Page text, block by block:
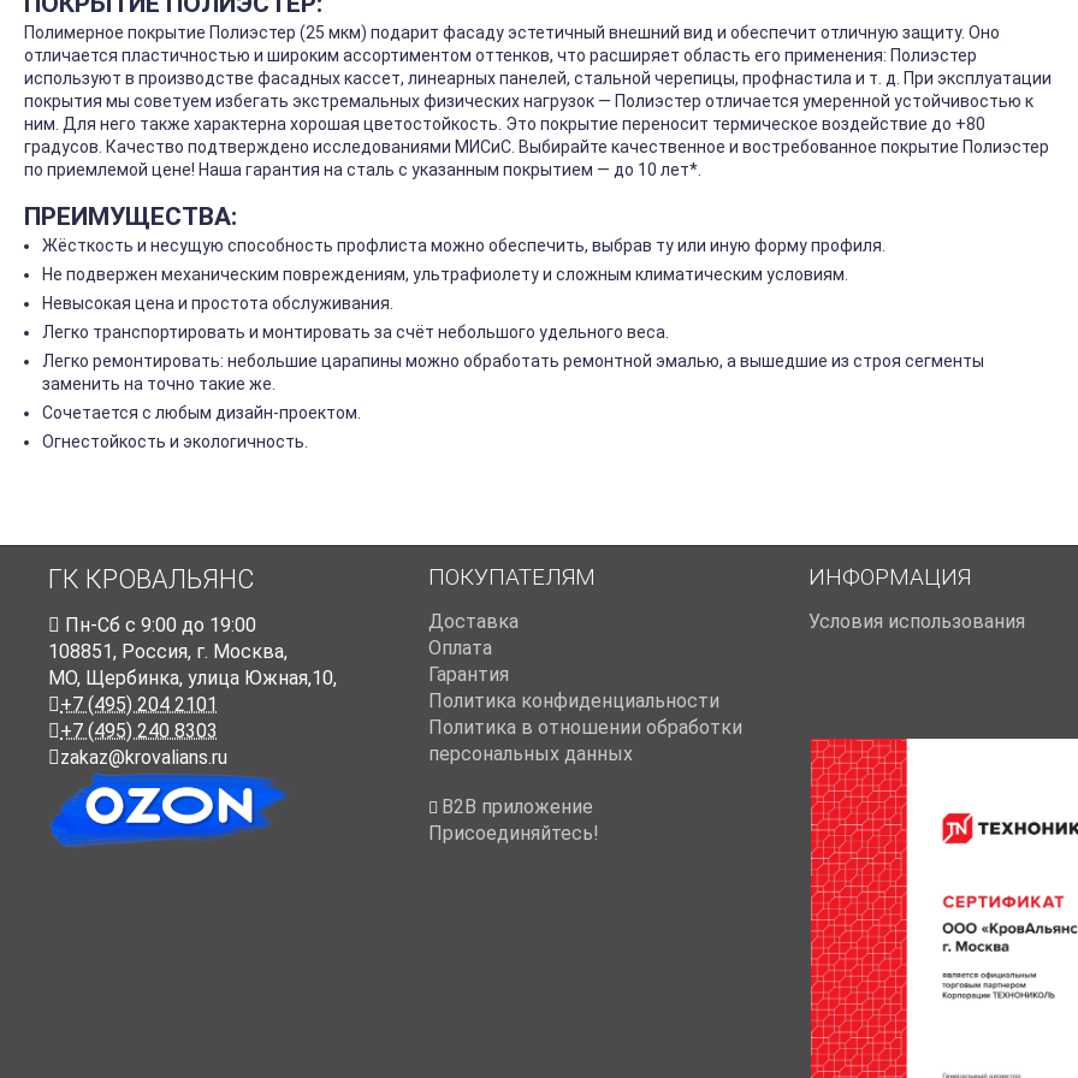
Полимерное покрытие Полиэстер (25 мкм) подарит фасаду эстетичный внешний вид и обеспечит отличную защиту. Оно
отличается пластичностью и широким ассортиментом оттенков, что расширяет область его применения: Полиэстер
используют в производстве фасадных кассет, линеарных панелей, стальной черепицы, профнастила и т. д. При эксплуатации
покрытия мы советуем избегать экстремальных физических нагрузок — Полиэстер отличается умеренной устойчивостью к
ним. Для него также характерна хорошая цветостойкость. Это покрытие переносит термическое воздействие до +80
градусов. Качество подтверждено исследованиями МИСиС. Выбирайте качественное и востребованное покрытие Полиэстер
по приемлемой цене! Наша гарантия на сталь с указанным покрытием — до 10 лет*.
ПРЕИМУЩЕСТВА:
Жёсткость и несущую способность профлиста можно обеспечить, выбрав ту или иную форму профиля.
Не подвержен механическим повреждениям, ультрафиолету и сложным климатическим условиям.
Невысокая цена и простота обслуживания.
Легко транспортировать и монтировать за счёт небольшого удельного веса.
Легко ремонтировать: небольшие царапины можно обработать ремонтной эмалью, а вышедшие из строя сегменты
заменить на точно такие же.
Сочетается с любым дизайн-проектом.
Огнестойкость и экологичность.
ГК КРОВАЛЬЯНС
Пн-Cб с 9:00 до 19:00
108851, Россия, г. Москва,
МО, Щербинка, улица Южная,10,
+7 (495) 204 2101
+7 (495) 240 8303
zakaz@krovalians.ru
ПОКУПАТЕЛЯМ
Доставка
Оплата
Гарантия
Политика конфиденциальности
Политика в отношении обработки
персональных данных
B2B приложение
Присоединяйтесь!
ИНФОРМАЦИЯ
Условия использования